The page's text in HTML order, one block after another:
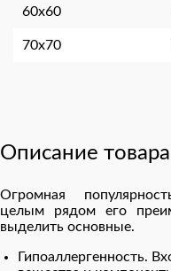
60х60
70х70
Описание товара
Огромная
целым рядом его
выделить основные.
Гипоаллергенность.